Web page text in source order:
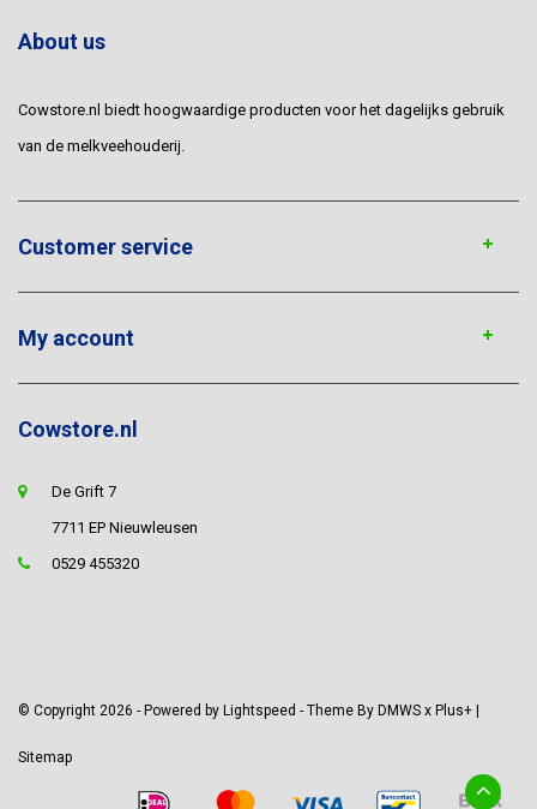
About us
Cowstore.nl biedt hoogwaardige producten voor het dagelijks gebruik
van de melkveehouderij.
Customer service
My account
Cowstore.nl
De Grift 7
7711 EP Nieuwleusen
0529 455320
© Copyright 2026 - Powered by Lightspeed - Theme By DMWS x Plus+ |
Sitemap